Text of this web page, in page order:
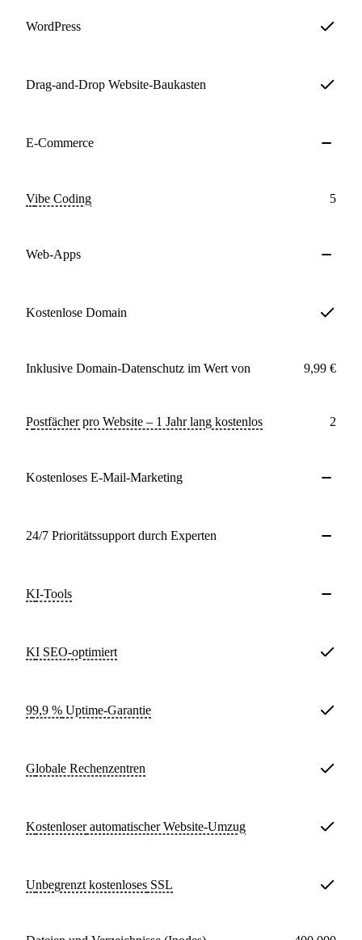
WordPress
Drag-and-Drop Website-Baukasten
E-Commerce
Vibe Coding 5
Web-Apps
Kostenlose Domain
Inklusive Domain-Datenschutz im Wert von 9,99 €
Postfächer pro Website – 1 Jahr lang kostenlos 2
Kostenloses E-Mail-Marketing
24/7 Prioritätssupport durch Experten
KI-Tools
KI SEO-optimiert
99,9 % Uptime-Garantie
Globale Rechenzentren
Kostenloserautomatischer Website-Umzug
Unbegrenzt kostenloses SSL